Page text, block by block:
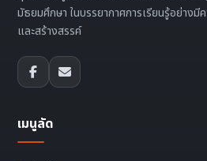
มัธยมศึกษา ในบรรยากาศการเรียนรู้อย่างมี
และสร้างสรรค์
เมนูลัด